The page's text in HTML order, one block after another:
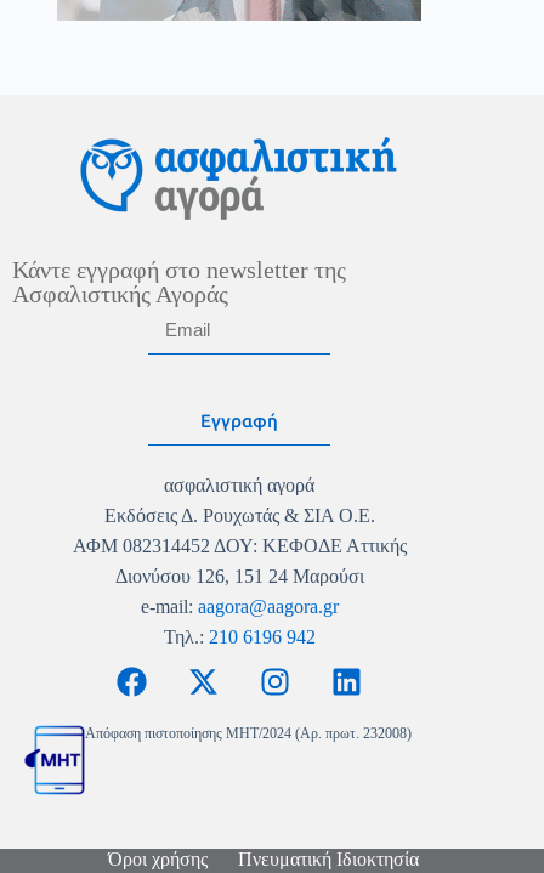
Κάντε εγγραφή στο newsletter της
Ασφαλιστικής Αγοράς
Εγγραφή
ασφαλιστική αγορά
Εκδόσεις Δ. Ρουχωτάς & ΣΙΑ Ο.Ε.
ΑΦΜ 082314452 ΔΟΥ: ΚΕΦΟΔΕ Αττικής
Διονύσου 126, 151 24 Μαρούσι
e-mail: aagora@aagora.gr
Τηλ.: 210 6196 942
Απόφαση πιστοποίησης MHT/2024 (Αρ. πρωτ. 232008)
Όροι χρήσης
Πνευματική Ιδιοκτησία